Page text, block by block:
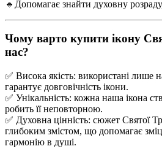
🔹Допомагає знайти духовну
Чому варто купити ікону
нас?
✅ Висока якість: використані лише
гарантує довговічність ікони.
✅ Унікальність: кожна наша ікона
робить її неповторною.
✅ Духовна цінність: сюжет Святої
глибоким змістом, що допомагає
гармонію в душі.